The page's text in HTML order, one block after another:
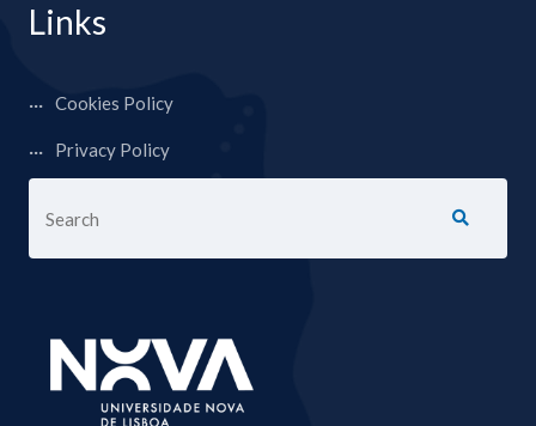
Links
Cookies Policy
Privacy Policy